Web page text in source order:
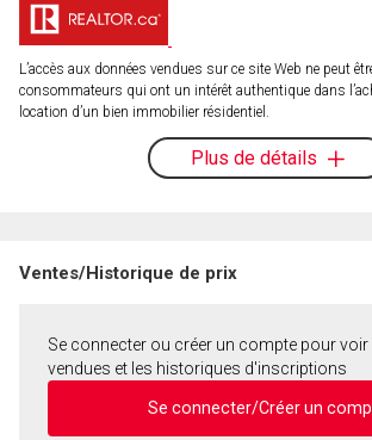
L’accès aux données vendues sur ce site Web ne peut
consommateurs qui ont un intérêt authentique dans
location d’un bien immobilier résidentiel.
Plus de détails
Ventes/Historique de prix
Se connecter ou créer un compte pour
vendues et les historiques d'inscriptions
Se connecter/Créer un